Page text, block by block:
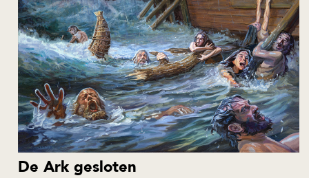
De Ark gesloten